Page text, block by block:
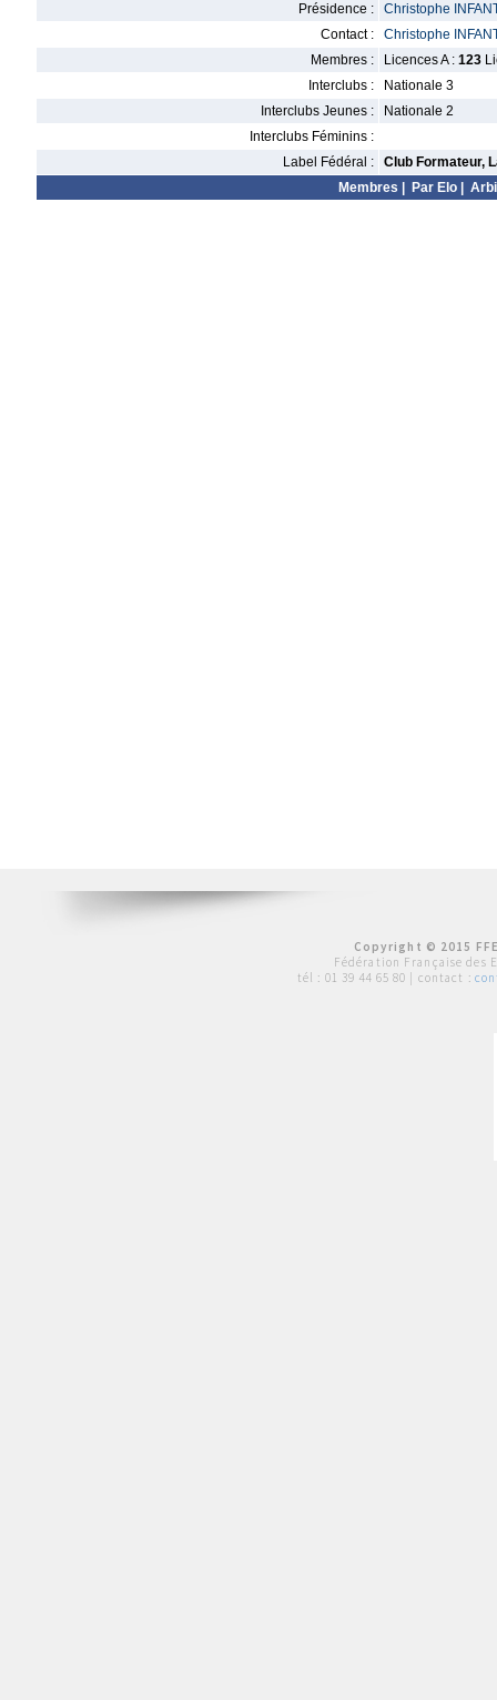
Présidence :
Christophe
Contact :
Christophe
Membres :
Licences A : 123
Interclubs :
Nationale 3
Interclubs Jeunes :
Nationale 2
Interclubs Féminins :
Label Fédéral :
Club Formateur,
Membres
Par Elo
Copyright © 2015
Fédération Française des
tél : 01 39 44 65 80 | contact :